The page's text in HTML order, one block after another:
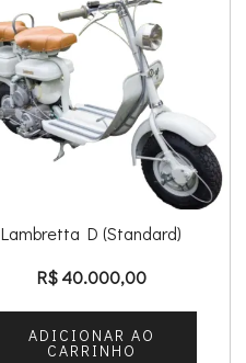
Lambretta D (Standard)
R$40.000,00
ADICIONAR AO
CARRINHO